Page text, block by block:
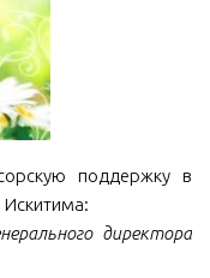
художественный
Коротеева
поддержку в
Искитима:
директора